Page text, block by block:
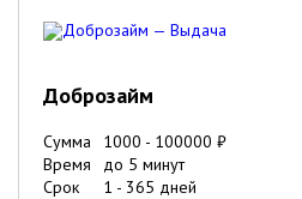
Доброзайм
Сумма 1000 - 100000 ₽
Время
до 5 минут
Срок
1 - 365 дней